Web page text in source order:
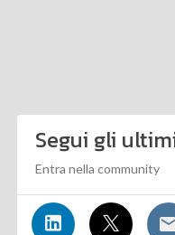
Segui gli
Entra nella community